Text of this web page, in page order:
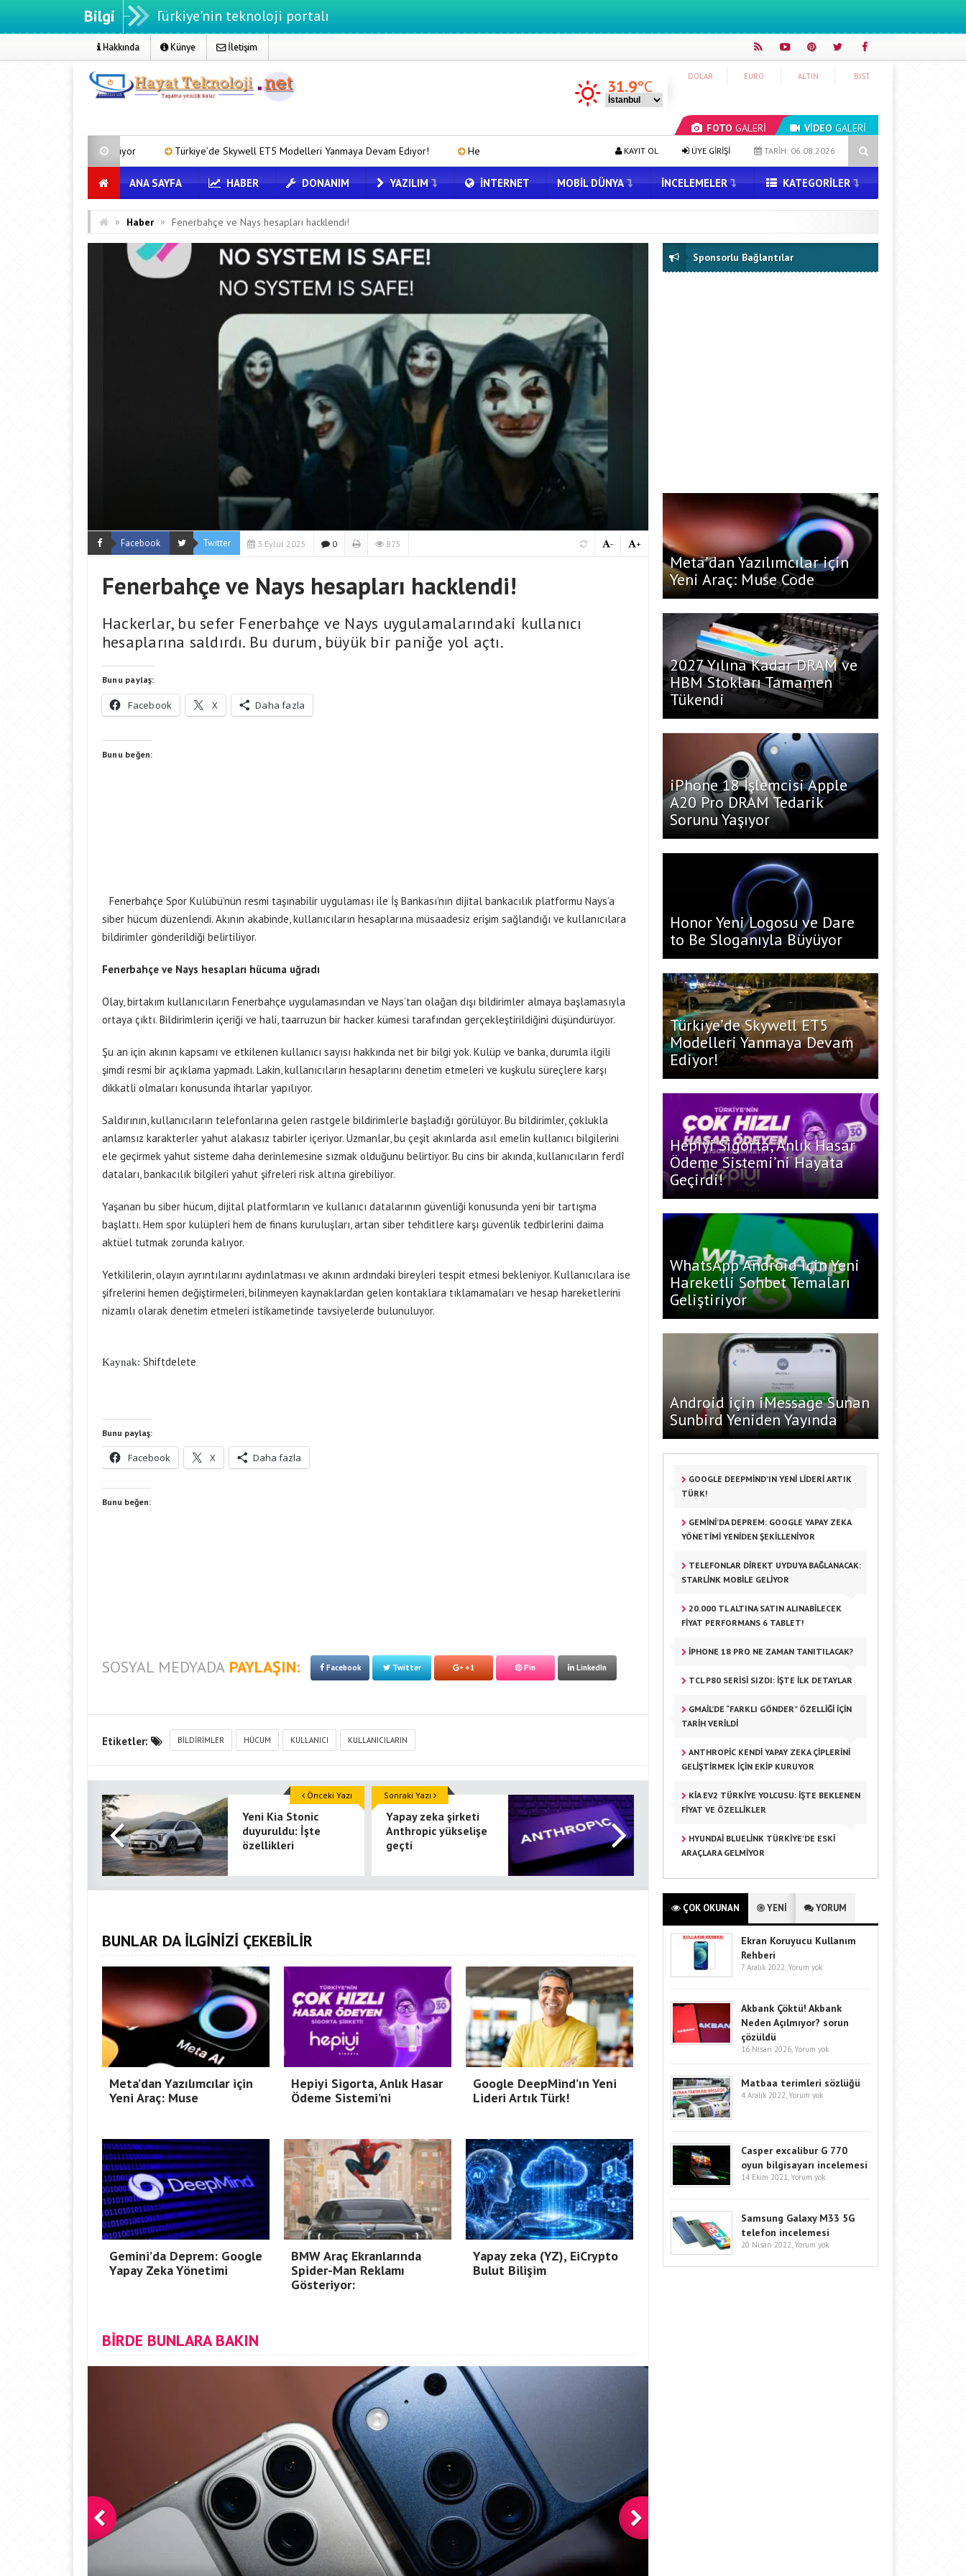
Bilgi
- Türkiye'nin teknoloji portalı
Hakkında Künye İletişim
FOTO GALERİ VİDEO GALERİ
DOLAR EURO ALTIN BIST
31.9°C
Türkiye’de Skywell ET5 Modelleri Yanmaya Devam Ediyor! Hepiyi Sigorta, Anlık Hasar Ödeme Sistemi’ni Hayata Geçirdi! WhatsApp Android için Yeni Hareketli Sohbet Temaları Geliştiriyor
TARİH: 06.08.2026
ÜYE GİRİŞİ
KAYIT OL
ANA SAYFA HABER DONANIM YAZILIM İNTERNET MOBIL DÜNYA İNCELEMELER KATEGORILER
» Haber » Fenerbahçe ve Nays hesapları hacklendi!
Facebook Twitter 3 Eylül 2025 0 875 +
-
Fenerbahçe ve Nays hesapları hacklendi!
Hackerlar, bu sefer Fenerbahçe ve Nays uygulamalarındaki kullanıcı
hesaplarına saldırdı. Bu durum, büyük bir paniğe yol açtı.
Bunu paylaş:
Facebook X Daha fazla
Bunu beğen:
Fenerbahçe Spor Kulübü’nün resmi taşınabilir uygulaması ile İş Bankası’nın dijital bankacılık platformu Nays’a
siber hücum düzenlendi. Akının akabinde, kullanıcıların hesaplarına müsaadesiz erişim sağlandığı ve kullanıcılara
bildirimler gönderildiği belirtiliyor.
Fenerbahçe ve Nays hesapları hücuma uğradı
Olay, birtakım kullanıcıların Fenerbahçe uygulamasından ve Nays’tan olağan dışı bildirimler almaya başlamasıyla
ortaya çıktı. Bildirimlerin içeriği ve hali, taarruzun bir hacker kümesi tarafından gerçekleştirildiğini düşündürüyor.
Şu an için akının kapsamı ve etkilenen kullanıcı sayısı hakkında net bir bilgi yok. Kulüp ve banka, durumla ilgili
şimdi resmi bir açıklama yapmadı. Lakin, kullanıcıların hesaplarını denetim etmeleri ve kuşkulu süreçlere karşı
dikkatli olmaları konusunda ihtarlar yapılıyor.
Saldırının, kullanıcıların telefonlarına gelen rastgele bildirimlerle başladığı görülüyor. Bu bildirimler, çoklukla
anlamsız karakterler yahut alakasız tabirler içeriyor. Uzmanlar, bu çeşit akınlarda asıl emelin kullanıcı bilgilerini
ele geçirmek yahut sisteme daha derinlemesine sızmak olduğunu belirtiyor. Bu cins bir akında, kullanıcıların ferdî
dataları, bankacılık bilgileri yahut şifreleri risk altına girebiliyor.
Yaşanan bu siber hücum, dijital platformların ve kullanıcı datalarının güvenliği konusunda yeni bir tartışma
başlattı. Hem spor kulüpleri hem de finans kuruluşları, artan siber tehditlere karşı güvenlik tedbirlerini daima
aktüel tutmak zorunda kalıyor.
Yetkililerin, olayın ayrıntılarını aydınlatması ve akının ardındaki bireyleri tespit etmesi bekleniyor. Kullanıcılara ise
şifrelerini hemen değiştirmeleri, bilinmeyen kaynaklardan gelen kontaklara tıklamamaları ve hesap hareketlerini
nizamlı olarak denetim etmeleri istikametinde tavsiyelerde bulunuluyor.
Kaynak: Shiftdelete
Bunu paylaş:
Facebook X Daha fazla
Bunu beğen:
SOSYAL MEDYADA PAYLAŞIN: Facebook Twitter +1 Pin LinkedIn
Etiketler: BILDIRIMLER HÜCUM KULLANICI KULLANICILARIN
Yeni Kia Stonic
duyuruldu: İşte
özellikleri
Önceki Yazı
Yapay zeka şirketi
Anthropic yükselişe
geçti
Sonraki Yazı
BUNLAR DA İLGİNİZİ ÇEKEBİLİR
Meta’dan Yazılımcılar için
Yeni Araç: Muse
Hepiyi Sigorta, Anlık Hasar
Ödeme Sistemi’ni
Google DeepMind’ın Yeni
Lideri Artık Türk!
Gemini’da Deprem: Google
Yapay Zeka Yönetimi
BMW Araç Ekranlarında
Spider-Man Reklamı
Gösteriyor:
Yapay zeka (YZ), EiCrypto
Bulut Bilişim
BİRDE BUNLARA BAKIN
Sponsorlu Bağlantılar
Meta’dan Yazılımcılar için
Yeni Araç: Muse Code
2027 Yılına Kadar DRAM ve
HBM Stokları Tamamen
Tükendi
iPhone 18 İşlemcisi Apple
A20 Pro DRAM Tedarik
Sorunu Yaşıyor
Honor Yeni Logosu ve Dare
to Be Sloganıyla Büyüyor
Türkiye’de Skywell ET5
Modelleri Yanmaya Devam
Ediyor!
Hepiyi Sigorta, Anlık Hasar
Ödeme Sistemi’ni Hayata
Geçirdi!
WhatsApp Android için Yeni
Hareketli Sohbet Temaları
Geliştiriyor
Android için iMessage Sunan
Sunbird Yeniden Yayında
GOOGLE DEEPMIND’IN YENI LIDERI ARTIK
TÜRK!
GEMINI’DA DEPREM: GOOGLE YAPAY ZEKA
YÖNETIMI YENIDEN ŞEKILLENIYOR
TELEFONLAR DIREKT UYDUYA BAĞLANACAK:
STARLINK MOBILE GELIYOR
20.000 TL ALTINA SATIN ALINABILECEK
FIYAT PERFORMANS 6 TABLET!
IPHONE 18 PRO NE ZAMAN TANITILACAK?
TCL P80 SERISI SIZDI: İŞTE İLK DETAYLAR
GMAIL’DE “FARKLI GÖNDER” ÖZELLIĞI IÇIN
TARIH VERILDI
ANTHROPIC KENDI YAPAY ZEKA ÇIPLERINI
GELIŞTIRMEK IÇIN EKIP KURUYOR
KIA EV2 TÜRKIYE YOLCUSU: İŞTE BEKLENEN
FIYAT VE ÖZELLIKLER
HYUNDAI BLUELINK TÜRKIYE’DE ESKI
ARAÇLARA GELMIYOR
ÇOK OKUNAN YENİ YORUM
Ekran Koruyucu Kullanım
Rehberi
7 Aralık 2022, Yorum yok
Akbank Çöktü! Akbank
Neden Açılmıyor? sorun
çözüldü
16 Nisan 2026, Yorum yok
Matbaa terimleri sözlüğü
4 Aralık 2022, Yorum yok
Casper excalibur G 770
oyun bilgisayarı incelemesi
14 Ekim 2021, Yorum yok
Samsung Galaxy M33 5G
telefon incelemesi
20 Nisan 2022, Yorum yok